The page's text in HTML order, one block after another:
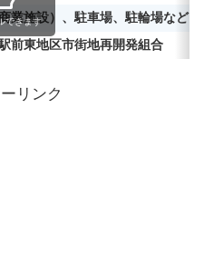
業施設）、駐車場、駐輪場など
前東地区市街地再開発組合
できます
リンク